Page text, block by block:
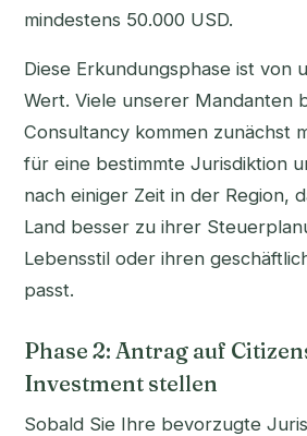
mindestens 50.000 USD.
Diese Erkundungsphase ist von
Wert. Viele unserer Mandanten
Consultancy kommen zunächst
für eine bestimmte Jurisdiktion
nach einiger Zeit in der Region,
Land besser zu ihrer
Lebensstil oder ihren
passt.
Phase 2: Antrag auf
Investment stellen
Sobald Sie Ihre bevorzugte